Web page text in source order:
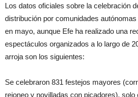
Los datos oficiales sobre la celebración
distribución por comunidades
en mayo, aunque Efe ha realizado una
espectáculos organizados a lo largo de
arroja son los siguientes:
Se celebraron 831 festejos mayores
rejoneo y novilladas con picadores),